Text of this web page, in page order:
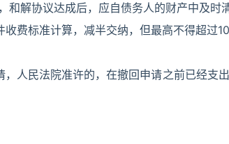
解协议达成后，应自债务人的财产中及时清
费标准计算，减半交纳，但最高不得超过
人民法院准许的，在撤回申请之前已经支